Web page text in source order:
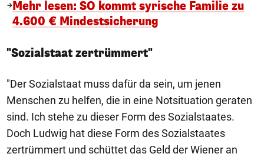
Mehr lesen: SO kommt syrische Familie zu
4.600 € Mindestsicherung
"Sozialstaat zertrümmert"
"Der Sozialstaat muss dafür da sein, um jenen
Menschen zu helfen, die in eine Notsituation geraten
sind. Ich stehe zu dieser Form des Sozialstaates.
Doch Ludwig hat diese Form des Sozialstaates
zertrümmert und schüttet das Geld der Wiener an